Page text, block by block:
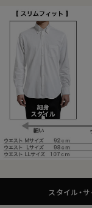
スタイル・